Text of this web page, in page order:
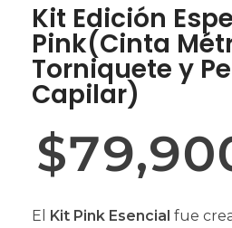
Kit Edición
Pink(Cinta
Torniquete y
Capilar)
$
El Kit Pink Esencial fue